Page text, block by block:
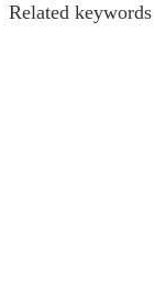
Related keywords